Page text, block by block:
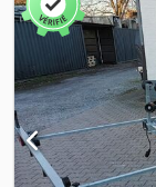
pour votre
Plus de 850
remorques
engagement :
N7-17 KY pour
Remorque pour
un essieu, cadre
550 x 115 x 140